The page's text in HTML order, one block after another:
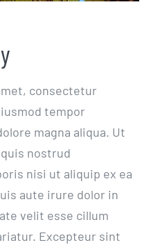
consectetur
tempor
magna aliqua. Ut
nostrud
nisi ut aliquip ex ea
aute irure dolor in
velit esse cillum
Excepteur sint